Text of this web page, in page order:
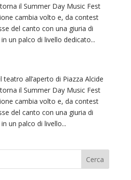
il Summer Day Music Fest
cambia volto e, da contest
del canto con una giuria di
un palco di livello dedicato...
all’aperto di Piazza Alcide
il Summer Day Music Fest
cambia volto e, da contest
del canto con una giuria di
un palco di livello...